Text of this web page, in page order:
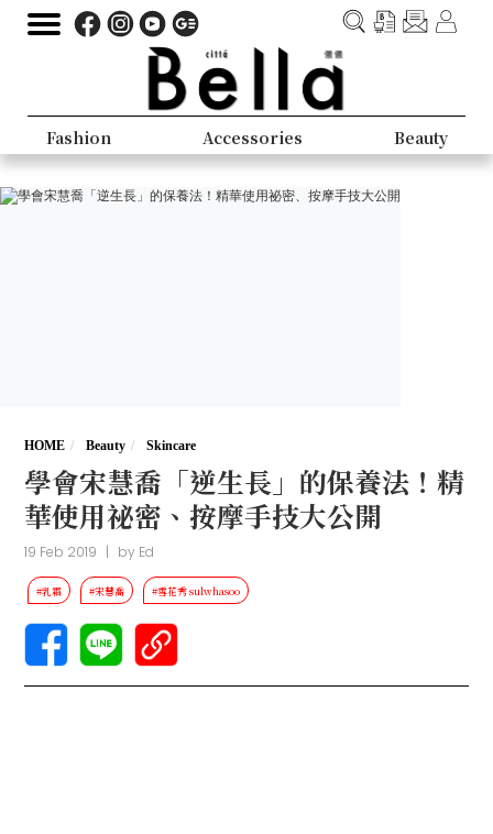
Fashion Accessories Beauty
HOME Beauty Skincare
學會宋慧喬「逆生長」的保養法！精
華使用祕密、按摩手技大公開
19 Feb 2019 | by Ed
#乳霜 #宋慧喬 #雪花秀 sulwhasoo